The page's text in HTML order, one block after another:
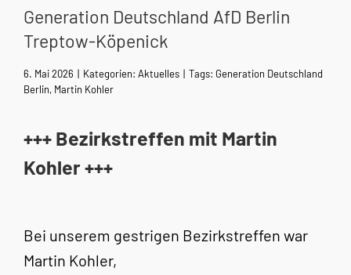
Generation Deutschland AfD Berlin
Treptow-Köpenick
6. Mai 2026 | Kategorien: Aktuelles | Tags: Generation Deutschland
Berlin, Martin Kohler
+++ Bezirkstreffen mit Martin
Kohler +++
Bei unserem gestrigen Bezirkstreffen war
Martin Kohler,